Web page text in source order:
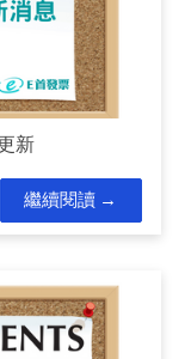
新
繼續閱讀